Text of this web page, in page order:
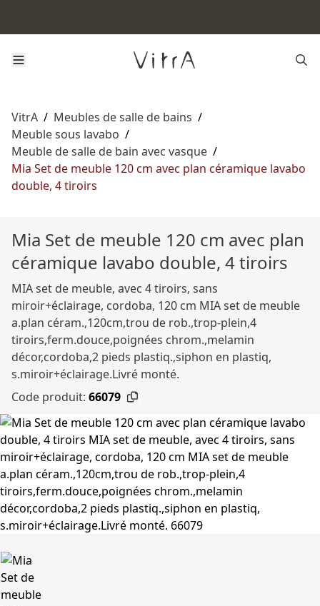
VitrA / Meubles de salle de bains /
Meuble sous lavabo /
Meuble de salle de bain avec vasque /
Mia Set de meuble 120 cm avec plan céramique lavabo
double, 4 tiroirs
Mia Set de meuble 120 cm avec plan
céramique lavabo double, 4 tiroirs
MIA set de meuble, avec 4 tiroirs, sans
miroir+éclairage, cordoba, 120 cm MIA set de meuble
a.plan céram.,120cm,trou de rob.,trop-plein,4
tiroirs,ferm.douce,poignées chrom.,melamin
décor,cordoba,2 pieds plastiq.,siphon en plastiq,
s.miroir+éclairage.Livré monté.
Code produit: 66079